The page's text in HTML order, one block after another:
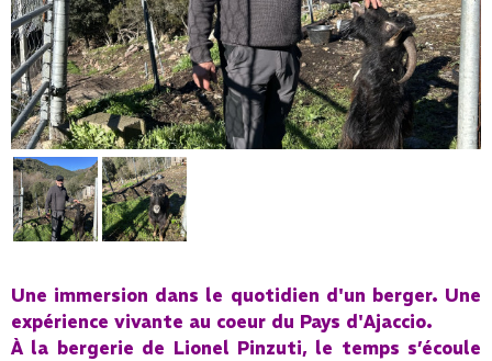
Une immersion dans le quotidien d'un berger. Une
expérience vivante au coeur du Pays d'Ajaccio.
À la bergerie de Lionel Pinzuti, le temps s’écoule